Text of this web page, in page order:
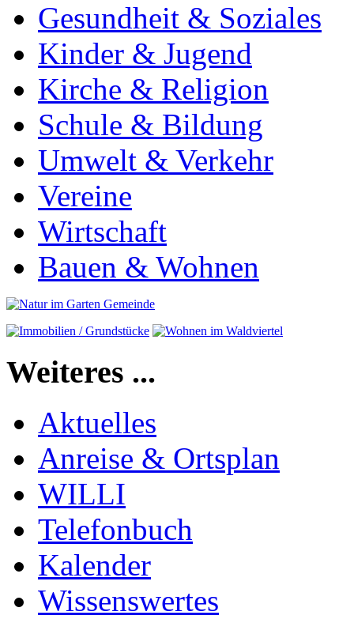
Gesundheit & Soziales
Kinder & Jugend
Kirche & Religion
Schule & Bildung
Umwelt & Verkehr
Vereine
Wirtschaft
Bauen & Wohnen
Weiteres ...
Aktuelles
Anreise & Ortsplan
WILLI
Telefonbuch
Kalender
Wissenswertes